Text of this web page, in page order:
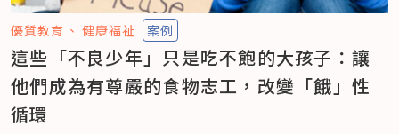
優質教育 健康福祉 案例
這些「不良少年」只是吃不飽的大孩子：讓
他們成為有尊嚴的食物志工，改變「餓」性
循環